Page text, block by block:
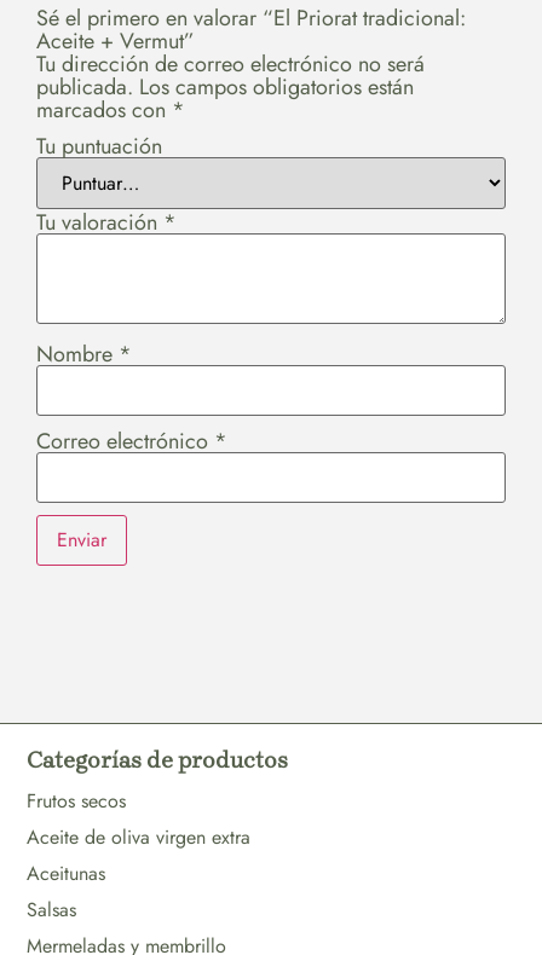
Sé el primero en valorar “El Priorat tradicional:
Aceite + Vermut”
Tu dirección de correo electrónico no será
publicada. Los campos obligatorios están
marcados con *
Tu puntuación
Tu valoración *
Nombre *
Correo electrónico *
Categorías de productos
Frutos secos
Aceite de oliva virgen extra
Aceitunas
Salsas
Mermeladas y membrillo